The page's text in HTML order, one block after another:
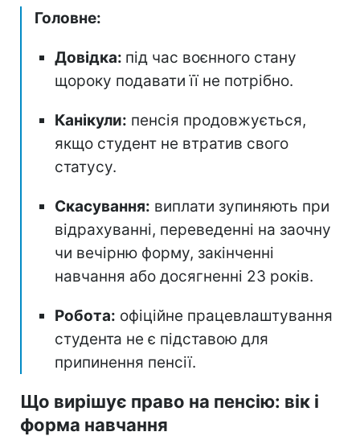
Головне:
Довідка: під час воєнного стану
щороку подавати її не потрібно.
Канікули: пенсія продовжується,
якщо студент не втратив свого
статусу.
Скасування: виплати зупиняють при
відрахуванні, переведенні на заочну
чи вечірню форму, закінченні
навчання або досягненні 23 років.
Робота: офіційне працевлаштування
студента не є підставою для
припинення пенсії.
Що вирішує право на пенсію: вік і
форма навчання